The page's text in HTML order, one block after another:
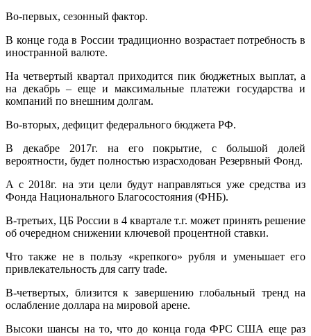
Во-первых, сезонный фактор.
В конце года в России традиционно возрастает потребность в
иностранной валюте.
На четвертый квартал приходится пик бюджетных выплат, а
на декабрь – еще и максимальные платежи государства и
компаний по внешним долгам.
Во-вторых, дефицит федерального бюджета РФ.
В декабре 2017г. на его покрытие, с большой долей
вероятности, будет полностью израсходован Резервный Фонд.
А с 2018г. на эти цели будут направляться уже средства из
Фонда Национального Благосостояния (ФНБ).
В-третьих, ЦБ России в 4 квартале т.г. может принять решение
об очередном снижении ключевой процентной ставки.
Что также не в пользу «крепкого» рубля и уменьшает его
привлекательность для carry trade.
В-четвертых, близится к завершению глобальный тренд на
ослабление доллара на мировой арене.
Высоки шансы на то, что до конца года ФРС США еще раз